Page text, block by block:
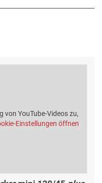
von YouTube-Videos zu,
Einstellungen öffnen